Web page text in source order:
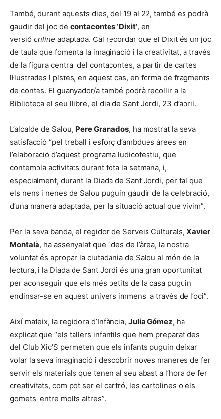
També, durant aquests dies, del 19 al 22, també es podrà
gaudir del joc de contacontes ‘Dixit’, en
versió online adaptada. Cal recordar que el Dixit és un joc
de taula que fomenta la imaginació i la creativitat, a través
de la figura central del contacontes, a partir de cartes
il·lustrades i pistes, en aquest cas, en forma de fragments
de contes. El guanyador/a també podrà recollir a la
Biblioteca el seu llibre, el dia de Sant Jordi, 23 d’abril.
L’alcalde de Salou, Pere Granados, ha mostrat la seva
satisfacció “pel treball i esforç d’ambdues àrees en
l’elaboració d’aquest programa ludicofestiu, que
contempla activitats durant tota la setmana, i,
especialment, durant la Diada de Sant Jordi, per tal que
els nens i nenes de Salou puguin gaudir de la celebració,
d’una manera adaptada, per la situació actual que vivim”.
Per la seva banda, el regidor de Serveis Culturals, Xavier
Montalà, ha assenyalat que “des de l’àrea, la nostra
voluntat és apropar la ciutadania de Salou al món de la
lectura, i la Diada de Sant Jordi és una gran oportunitat
per aconseguir que els més petits de la casa puguin
endinsar-se en aquest univers immens, a través de l’oci”.
Així mateix, la regidora d’Infància, Julia Gómez, ha
explicat que “els tallers infantils que hem preparat des
del Club Xic’S permeten que els infants puguin deixar
volar la seva imaginació i descobrir noves maneres de fer
servir els materials que tenen al seu abast a l’hora de fer
creativitats, com pot ser el cartró, les cartolines o els
gomets, entre molts altres”.